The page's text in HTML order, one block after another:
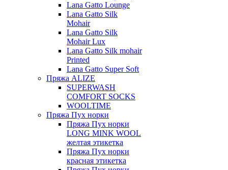
Lana Gatto Lounge
Lana Gatto Silk
Mohair
Lana Gatto Silk
Mohair Lux
Lana Gatto Silk mohair
Printed
Lana Gatto Super Soft
Пряжа ALIZE
SUPERWASH
COMFORT SOCKS
WOOLTIME
Пряжа Пух норки
Пряжа Пух норки
LONG MINK WOOL
желтая этикетка
Пряжа Пух норки
красная этикетка